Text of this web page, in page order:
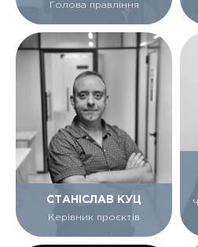
Голова правління
СТАНІСЛАВ КУЦ
Керівник проєктів